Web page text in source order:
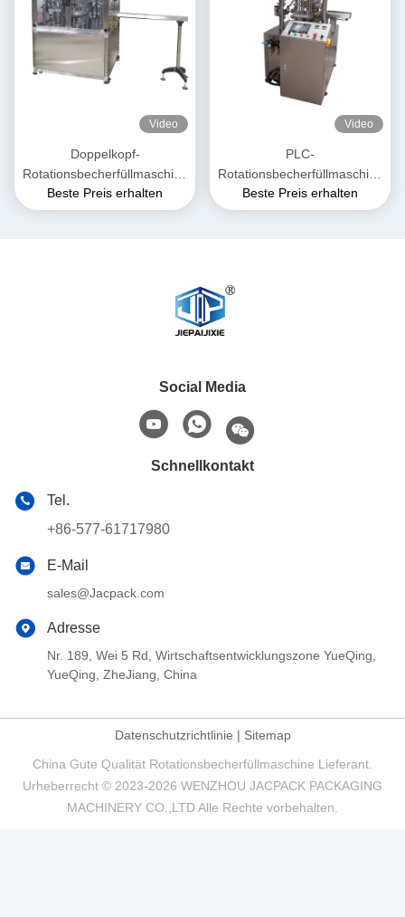
Video
Doppelkopf-
Rotationsbecherfüllmaschine
Kunststoffröhre Ketchup-
Soße Becherfüllversiegelung
Beste Preis erhalten
Video
PLC-
Rotationsbecherfüllmaschine
8 Becher/Min.
Beste Preis erhalten
Social Media
Schnellkontakt
Tel.
+86-577-61717980
E-Mail
sales@Jacpack.com
Adresse
Nr. 189, Wei 5 Rd, Wirtschaftsentwicklungszone YueQing,
YueQing, ZheJiang, China
Datenschutzrichtlinie | Sitemap
China Gute Qualität Rotationsbecherfüllmaschine Lieferant.
Urheberrecht © 2023-2026 WENZHOU JACPACK PACKAGING
MACHINERY CO.,LTD Alle Rechte vorbehalten.